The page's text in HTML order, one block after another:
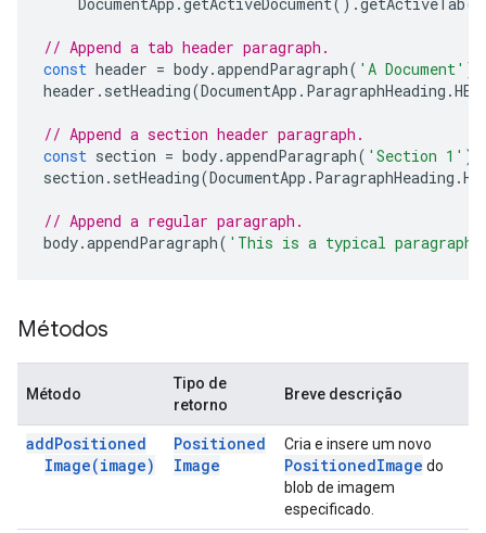
// Append a tab header paragraph.
const header = body.appendParagraph( 'A Document' );
header . setHeading(DocumentApp . ParagraphHeading .
// Append a section header paragraph.
const section = body.appendParagraph( 'Section 1' );
section . setHeading(DocumentApp . ParagraphHeading .
// Append a regular paragraph.
body.appendParagraph( 'This is a typical
Métodos
Método
Tipo de
retorno
Breve descrição
addPositioned
Image(image)
Positioned
Image
Cria e insere um novo
PositionedImage do
blob de imagem
especificado.